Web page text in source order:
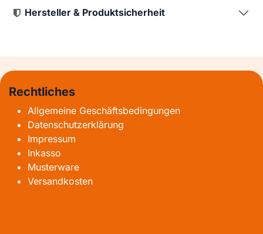
Hersteller & Produktsicherheit
Rechtliches
Allgemeine Geschäftsbedingungen
Datenschutzerklärung
Impressum
Inkasso
Musterware
Versandkosten